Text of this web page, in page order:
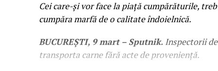
Cei care-și vor face la piață cumpărăturile,
cumpăra marfă de o calitate îndoielnică.
BUCUREȘTI, 9 mart – Sputnik. Inspectorii
transporta carne fără acte de proveniență.